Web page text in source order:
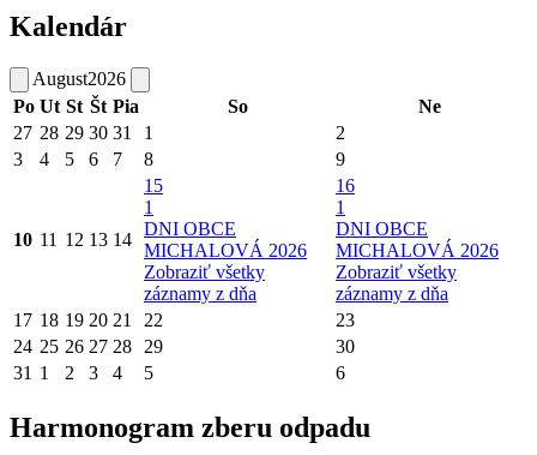
Kalendár
August2026
Po Ut St Št Pia So
Ne
27 28 29 30 31 1
2
3
4 5 6 7 8 9
10 11 12 13 14
15
1
DNI OBCE
MICHALOVÁ 2026
Zobraziť všetky
záznamy z dňa
16
1
DNI OBCE
MICHALOVÁ 2026
Zobraziť všetky
záznamy z dňa
17 18 19 20 21 22
23
24 25 26 27 28 29
30
31 1 2 3 4 5 6
Harmonogram zberu odpadu